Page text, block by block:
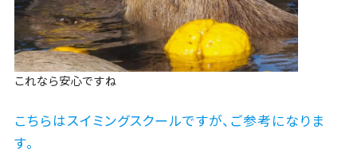
これなら安心ですね
こちらはスイミングスクールですが、ご参考になりま
す。